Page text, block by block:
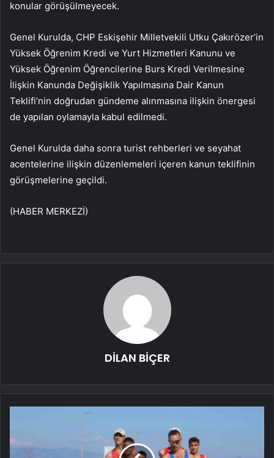
konular görüşülmeyecek.
Genel Kurulda, CHP Eskişehir Milletvekili Utku Çakırözer’in
Yüksek Öğrenim Kredi ve Yurt Hizmetleri Kanunu ve
Yüksek Öğrenim Öğrencilerine Burs Kredi Verilmesine
İlişkin Kanunda Değişiklik Yapılmasına Dair Kanun
Teklifi’nin doğrudan gündeme alınmasına ilişkin önergesi
de yapılan oylamayla kabul edilmedi.
Genel Kurulda daha sonra turist rehberleri ve seyahat
acentelerine ilişkin düzenlemeleri içeren kanun teklifinin
görüşmelerine geçildi.
(HABER MERKEZİ)
DİLAN BİÇER